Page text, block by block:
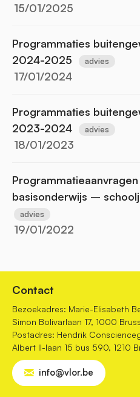
15/01/2025
Programmaties
2024-2025
advies
17/01/2024
Programmaties
2023-2024
advies
18/01/2023
basisonderwijs –
advies
19/01/2022
Contact
Bezoekadres: Marie-Elisabeth
Simon Bolivarlaan 17, 1000
Postadres: Hendrik
Albert II-laan 15 bus 590, 1210
info@vlor.be